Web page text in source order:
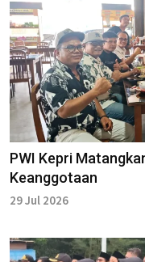
PWI Kepri
Keanggotaan
29 Jul 2026